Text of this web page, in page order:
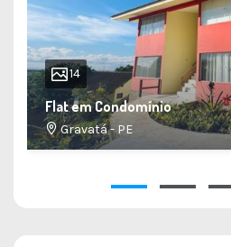
14
Flat em Condomínio
Gravatá - PE